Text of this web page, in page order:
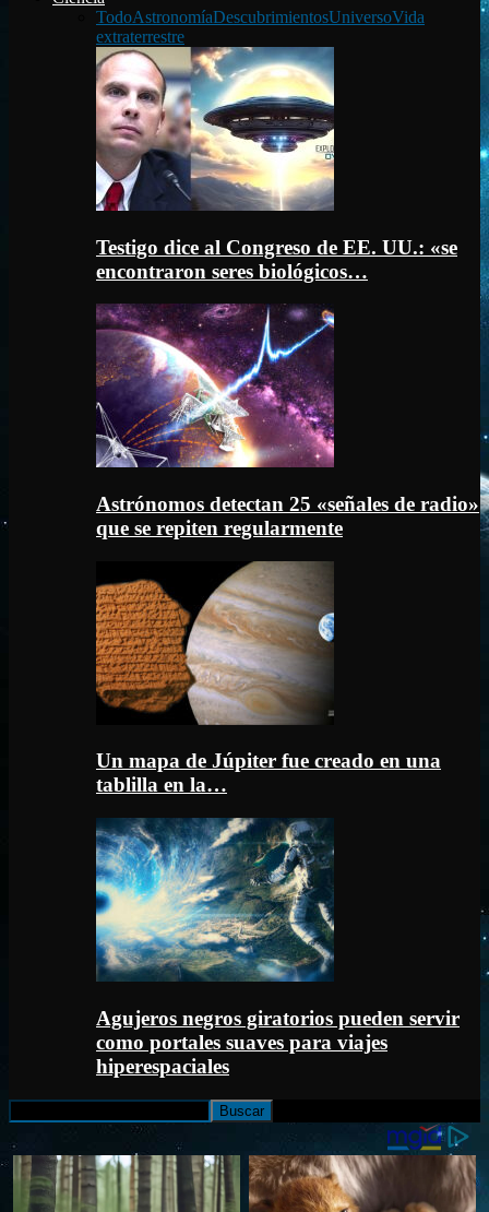
TodoAstronomíaDescubrimientosUniversoVida
extraterrestre
Testigo dice al Congreso de EE. UU.: «se
encontraron seres biológicos…
Astrónomos detectan 25 «señales de radio»
que se repiten regularmente
Un mapa de Júpiter fue creado en una
tablilla en la…
Agujeros negros giratorios pueden servir
como portales suaves para viajes
hiperespaciales